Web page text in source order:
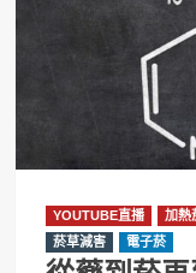
YOUTUBE直播 加熱
菸草減害
電子菸